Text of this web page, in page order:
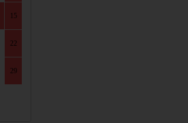
15
22
29